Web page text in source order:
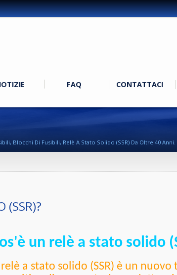
FAQ CONTATTACI
Blocchi Di Fusibili, Relè A Stato Solido (SSR) Da Oltre 40 Anni.
(SSR)?
un relè a stato solido
a stato solido (SSR) è un nuovo